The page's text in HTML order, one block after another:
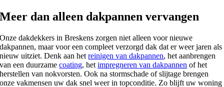
Meer dan alleen dakpannen vervangen
Onze dakdekkers in Breskens zorgen niet alleen voor nieuwe
dakpannen, maar voor een compleet verzorgd dak dat er weer jaren als
nieuw uitziet. Denk aan hetreinigen van dakpannen, het aanbrengen
van een duurzamecoating, hetimpregneren van dakpannen of het
herstellen van nokvorsten. Ook na stormschade of slijtage brengen
onze vakmensen uw dak snel weer in topconditie. Zo blijft uw woning